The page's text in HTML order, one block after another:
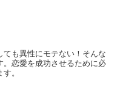
も異性にモテない！そんな
恋愛を成功させるために必
。